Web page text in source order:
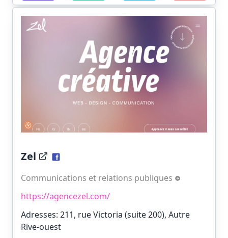
Zel
Communications et relations publiques
https://agencezel.com/
Adresses: 211, rue Victoria (suite 200), Autre
Rive-ouest